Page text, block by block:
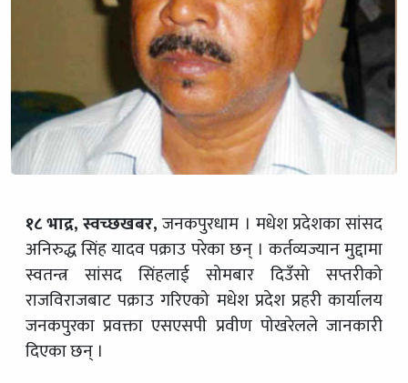
१८ भाद्र, स्वच्छखबर,जनकपुरधाम । मधेश प्रदेशका सांसद
अनिरुद्ध सिंह यादव पक्राउ परेका छन् । कर्तव्यज्यान मुद्दामा
स्वतन्त्र सांसद सिंहलाई सोमबार दिउँसो सप्तरीको
राजविराजबाट पक्राउ गरिएको मधेश प्रदेश प्रहरी कार्यालय
जनकपुरका प्रवक्ता एसएसपी प्रवीण पोखरेलले जानकारी
दिएका छन् ।